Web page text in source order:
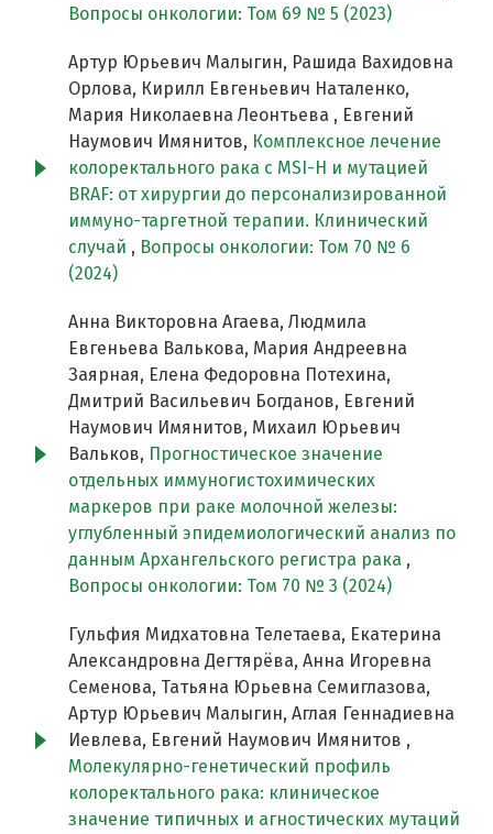
Вопросы онкологии: Том 69 № 5 (2023)
Артур Юрьевич Малыгин, Рашида Вахидовна
Орлова, Кирилл Евгеньевич Наталенко,
Мария Николаевна Леонтьева , Евгений
Наумович Имянитов, Комплексное лечение
колоректального рака с MSI-H и мутацией
BRAF: от хирургии до персонализированной
иммуно-таргетной терапии. Клинический
случай , Вопросы онкологии: Том 70 № 6
(2024)
Анна Викторовна Агаева, Людмила
Евгеньева Валькова, Мария Андреевна
Заярная, Елена Федоровна Потехина,
Дмитрий Васильевич Богданов, Евгений
Наумович Имянитов, Михаил Юрьевич
Вальков, Прогностическое значение
отдельных иммуногистохимических
маркеров при раке молочной железы:
углубленный эпидемиологический анализ по
данным Архангельского регистра рака ,
Вопросы онкологии: Том 70 № 3 (2024)
Гульфия Мидхатовна Телетаева, Екатерина
Александровна Дегтярёва, Анна Игоревна
Семенова, Татьяна Юрьевна Семиглазова,
Артур Юрьевич Малыгин, Аглая Геннадиевна
Иевлева, Евгений Наумович Имянитов ,
Молекулярно-генетический профиль
колоректального рака: клиническое
значение типичных и агностических мутаций